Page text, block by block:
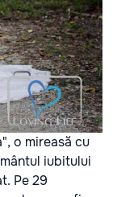
o mireasă cu
iubitului
Pe 29